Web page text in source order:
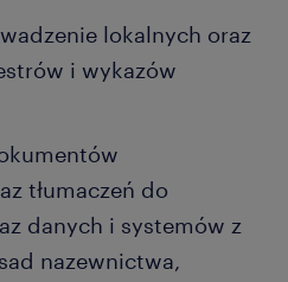
lokalnych oraz
i wykazów
tłumaczeń do
danych i systemów z
nazewnictwa,